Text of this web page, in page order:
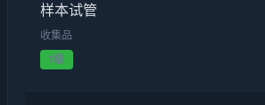
样本试管
收集品
1级